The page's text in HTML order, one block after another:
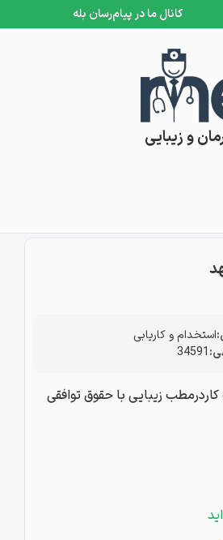
کانال ما در پیام‌رسان بله
و زیبایی
استخدام و کاریابی
34591
زیبایی با حقوق توافقی